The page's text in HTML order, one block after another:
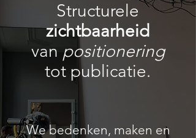
Structurele
zichtbaarheid
van positionering
tot publicatie.
We bedenken, maken en